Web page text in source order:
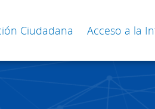
Ciudadana Acceso a la